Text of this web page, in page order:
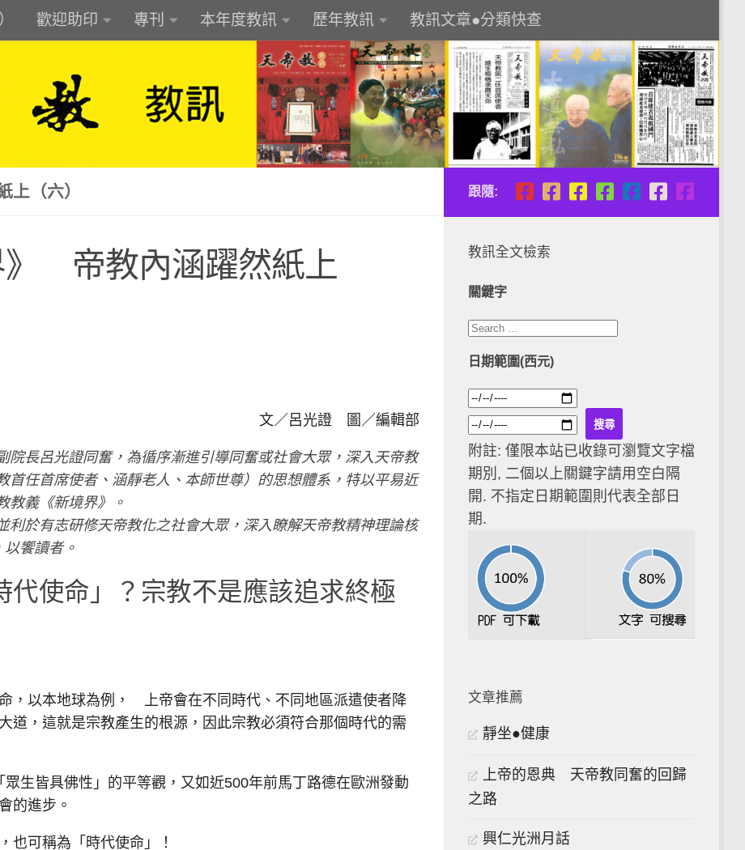
歡迎助印 專刊 本年度教訊 歷年教訊 教訊文章●分類快查
（六）
》 帝教內涵躍然紙上
文／呂光證 圖／編輯部
長呂光證同奮，為循序漸進引導同奮或社會大眾，深入天帝教
首任首席使者、涵靜老人、本師世尊）的思想體系，特以平易近
教義《新境界》。
於有志研修天帝教化之社會大眾，深入瞭解天帝教精神理論核
饗讀者。
代使命」？宗教不是應該追求終極
以本地球為例， 上帝會在不同時代、不同地區派遣使者降
道，這就是宗教產生的根源，因此宗教必須符合那個時代的需
皆具佛性」的平等觀，又如近500年前馬丁路德在歐洲發動
的進步。
也可稱為「時代使命」！
跟隨:
教訊全文檢索
關鍵字
日期範圍(西元)
附註: 僅限本站已收錄可瀏覽文字檔
期別, 二個以上關鍵字請用空白隔
開. 不指定日期範圍則代表全部日
期.
文章推薦
靜坐●健康
上帝的恩典 天帝教同奮的回歸
之路
興仁光洲月話